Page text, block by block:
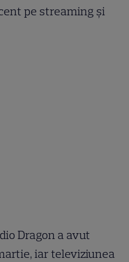
pe streaming și
Dragon a avut
iar televiziunea